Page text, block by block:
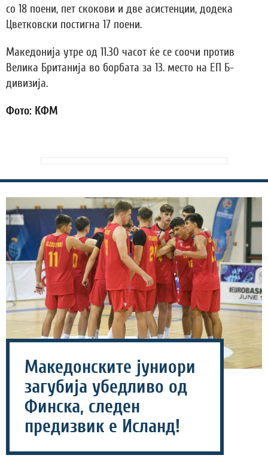
со 18 поени, пет скокови и две асистенции, додека
Цветковски постигна 17 поени.
Македонија утре од 11.30 часот ќе се соочи против
Велика Британија во борбата за 13. место на ЕП Б-
дивизија.
Фото: КФМ
Македонските јуниори
загубија убедливо од
Финска, следен
предизвик е Исланд!